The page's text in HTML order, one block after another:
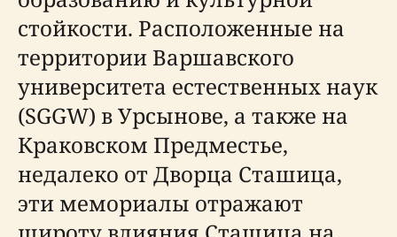
стойкости. Расположенные на
территории Варшавского
университета естественных наук
(SGGW) в Урсынове, а также на
Краковском Предместье,
недалеко от Дворца Сташица,
эти мемориалы отражают